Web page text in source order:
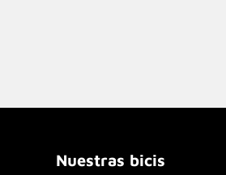
Nuestras bicis